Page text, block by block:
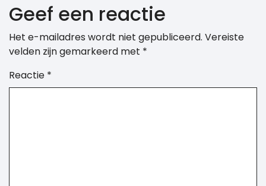
Geef een reactie
Het e-mailadres wordt niet gepubliceerd. Vereiste
velden zijn gemarkeerd met *
Reactie *